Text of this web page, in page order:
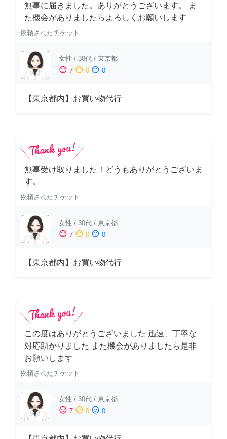
無事に届きました。ありがとうございます。 ま
た機会がありましたらよろしくお願いします
依頼されたチケット
女性 / 30代 / 東京都
sentiment_satisfied 7 sentiment_neutral 0 sentiment_dissatisfied 0
【東京都内】お買い物代行
無事受け取りました！どうもありがとうございま
す。
依頼されたチケット
女性 / 30代 / 東京都
sentiment_satisfied 7 sentiment_neutral 0 sentiment_dissatisfied 0
【東京都内】お買い物代行
この度はありがとうございました 迅速、丁寧な
対応助かりました また機会がありましたら是非
お願いします
依頼されたチケット
女性 / 30代 / 東京都
sentiment_satisfied 7 sentiment_neutral 0 sentiment_dissatisfied 0